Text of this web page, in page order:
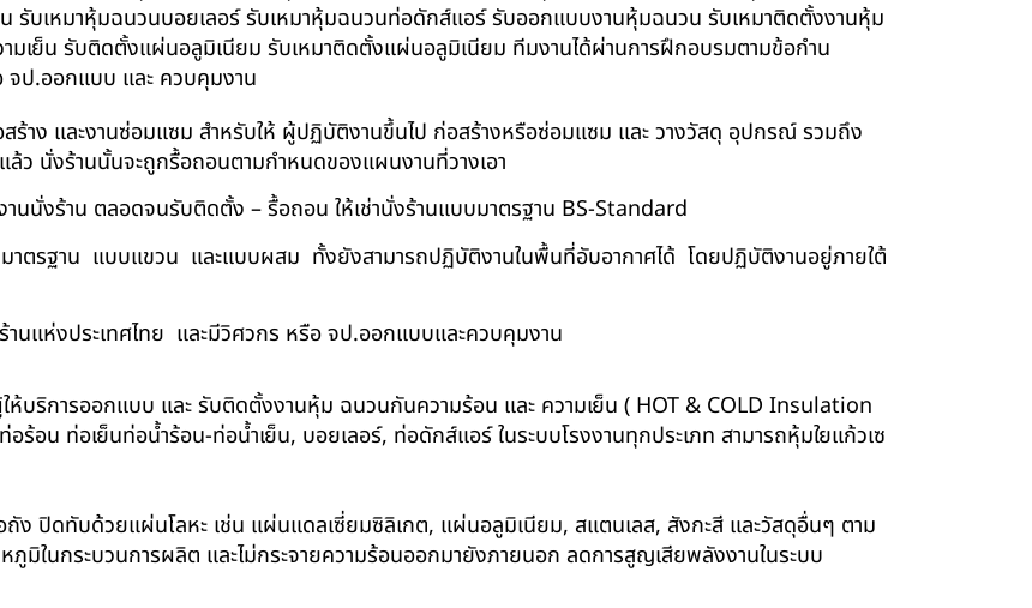
รับเหมาหุ้มฉนวนบอยเลอร์ รับเหมาหุ้มฉนวนท่อดักส์แอร์ รับออกแบบงานหุ้มฉนวน รับเหมาติดตั้งงานหุ้ม
เย็น รับติดตั้งแผ่นอลูมิเนียม รับเหมาติดตั้งแผ่นอลูมิเนียม ทีมงานได้ผ่านการฝึกอบรมตามข้อกำน
จป.ออกแบบ และ ควบคุมงาน
ร้าง และงานซ่อมแซม สำหรับให้ ผู้ปฏิบัติงานขึ้นไป ก่อสร้างหรือซ่อมแซม และ วางวัสดุ อุปกรณ์ รวมถึง
ล้ว นั่งร้านนั้นจะถูกรื้อถอนตามกำหนดของแผนงานที่วางเอา
นั่งร้าน ตลอดจนรับติดตั้ง – รื้อถอน ให้เช่านั่งร้านแบบมาตรฐาน BS-Standard
มาตรฐาน แบบแขวน และแบบผสม ทั้งยังสามารถปฏิบัติงานในพื้นที่อับอากาศได้ โดยปฏิบัติงานอยู่ภายใต้
นแห่งประเทศไทย และมีวิศวกร หรือ จป.ออกแบบและควบคุมงาน
ให้บริการออกแบบ และ รับติดตั้งงานหุ้ม ฉนวนกันความร้อน และ ความเย็น ( HOT & COLD Insulation
น ท่อเย็นท่อน้ำร้อน-ท่อน้ำเย็น, บอยเลอร์, ท่อดักส์แอร์ ในระบบโรงงานทุกประเภท สามารถหุ้มใยแก้วเซ
ปิดทับด้วยแผ่นโลหะ เช่น แผ่นแดลเซี่ยมซิลิเกต, แผ่นอลูมิเนียม, สแตนเลส, สังกะสี และวัสดุอื่นๆ ตาม
ในกระบวนการผลิต และไม่กระจายความร้อนออกมายังภายนอก ลดการสูญเสียพลังงานในระบบ